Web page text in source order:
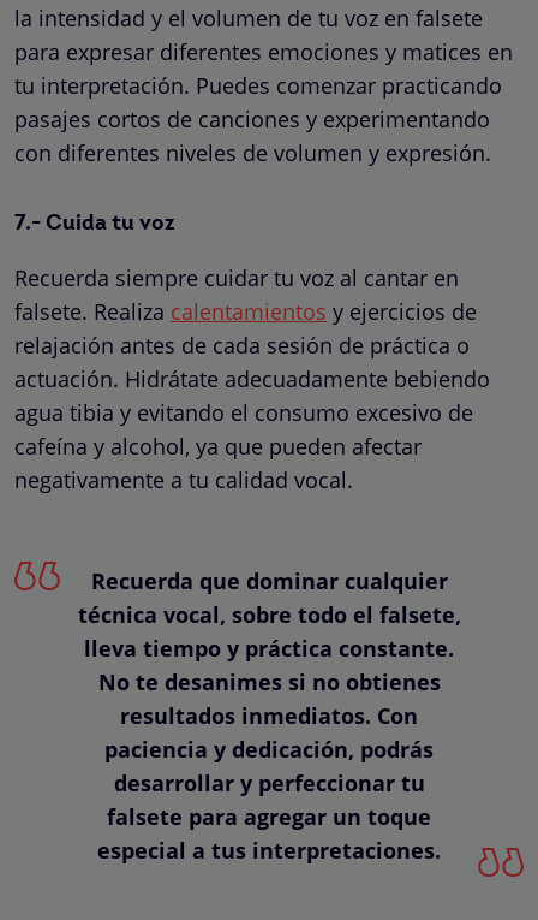
la intensidad y el volumen de tu voz en falsete
para expresar diferentes emociones y matices en
tu interpretación. Puedes comenzar practicando
pasajes cortos de canciones y experimentando
con diferentes niveles de volumen y expresión.
7.- Cuida tu voz
Recuerda siempre cuidar tu voz al cantar en
falsete. Realiza calentamientos y ejercicios de
relajación antes de cada sesión de práctica o
actuación. Hidrátate adecuadamente bebiendo
agua tibia y evitando el consumo excesivo de
cafeína y alcohol, ya que pueden afectar
negativamente a tu calidad vocal.
Recuerda que dominar cualquier
técnica vocal, sobre todo el falsete,
lleva tiempo y práctica constante.
No te desanimes si no obtienes
resultados inmediatos. Con
paciencia y dedicación, podrás
desarrollar y perfeccionar tu
falsete para agregar un toque
especial a tus interpretaciones.